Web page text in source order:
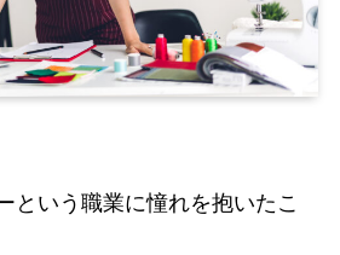
という職業に憧れを抱いたこ